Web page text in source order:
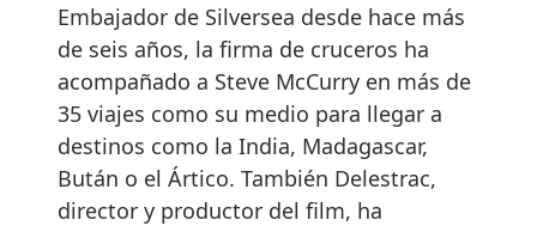
Embajador de Silversea desde hace más
de seis años, la firma de cruceros ha
acompañado a Steve McCurry en más de
35 viajes como su medio para llegar a
destinos como la India, Madagascar,
Bután o el Ártico. También Delestrac,
director y productor del film, ha